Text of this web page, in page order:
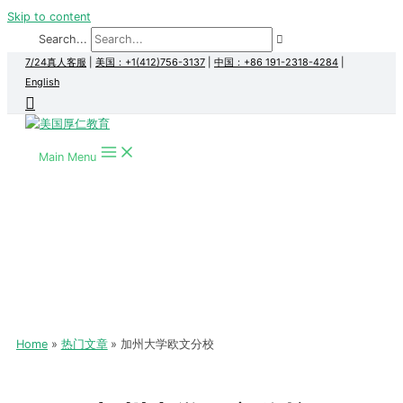
Skip to content
Search...
7/24真人客服 美国：+1(412)756-3137 中国：+86 191-2318-4284
English
Main Menu
Home 热门文章 加州大学欧文分校